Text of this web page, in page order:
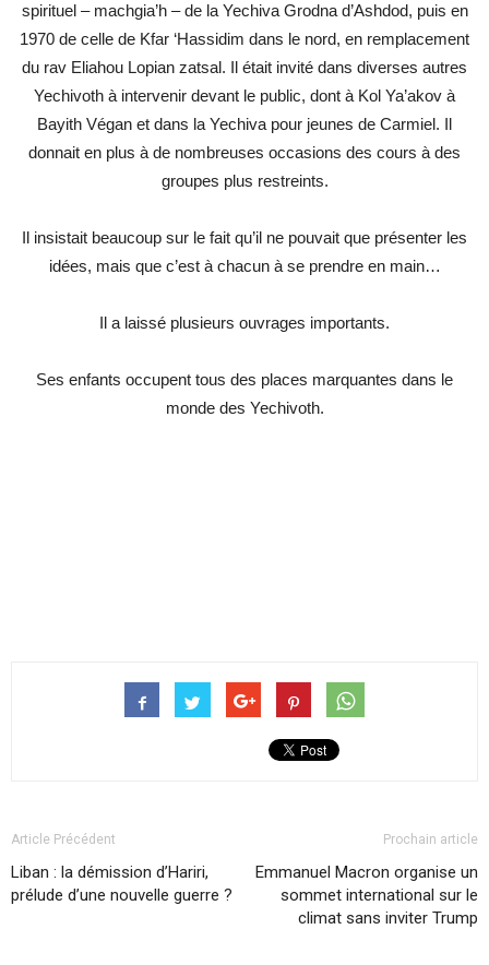
spirituel – machgia’h – de la Yechiva Grodna d’Ashdod, puis en
1970 de celle de Kfar ‘Hassidim dans le nord, en remplacement
du rav Eliahou Lopian zatsal. Il était invité dans diverses autres
Yechivoth à intervenir devant le public, dont à Kol Ya’akov à
Bayith Végan et dans la Yechiva pour jeunes de Carmiel. Il
donnait en plus à de nombreuses occasions des cours à des
groupes plus restreints.
Il insistait beaucoup sur le fait qu’il ne pouvait que présenter les
idées, mais que c’est à chacun à se prendre en main…
Il a laissé plusieurs ouvrages importants.
Ses enfants occupent tous des places marquantes dans le
monde des Yechivoth.
Article Précédent
Liban : la démission d’Hariri,
prélude d’une nouvelle guerre ?
Prochain article
Emmanuel Macron organise un
sommet international sur le
climat sans inviter Trump